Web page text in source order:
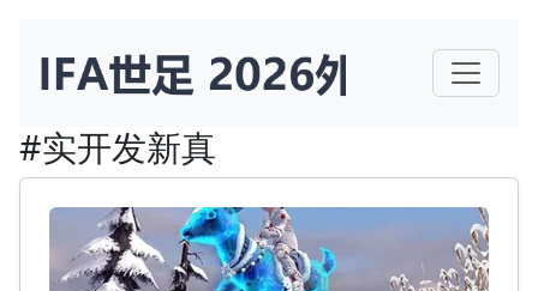
#实开发新真